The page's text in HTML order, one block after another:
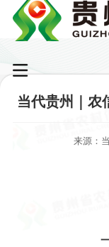
当代贵州｜农
来源：